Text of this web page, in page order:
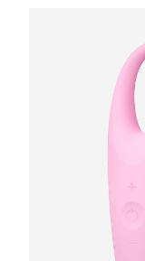
Arábia Saudita